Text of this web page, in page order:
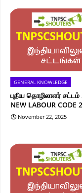
GENERAL KNOWLEDGE
புதிய தொழிலாளர்
NEW LABOUR CODE
November 22, 2025